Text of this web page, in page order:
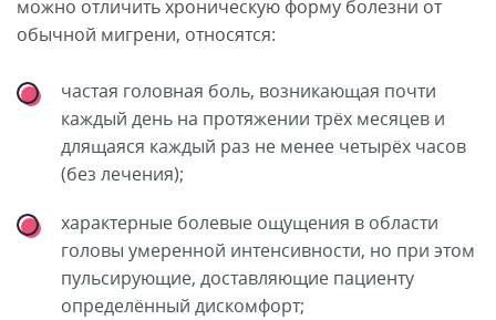
можно отличить хроническую форму болезни от
обычной мигрени, относятся:
частая головная боль, возникающая почти
каждый день на протяжении трёх месяцев и
длящаяся каждый раз не менее четырёх часов
(без лечения);
характерные болевые ощущения в области
головы умеренной интенсивности, но при этом
пульсирующие, доставляющие пациенту
определённый дискомфорт;